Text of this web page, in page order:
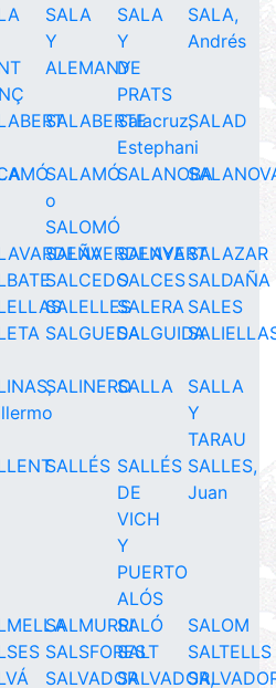
SALA
Y
ALEMANY
SALA
Y
DE
PRATS
SALA,
Andrés
SALABERTESalacruz,
Estephani
SALAD
SALAMÓ
o
SALOMÓ
SALANOBA
SALAVERDENYA
SALAVERTSALAZAR
SALCEDOSALCESSALDAÑA
SALELLESSALERA SALES
SALGUEDASALGUIDA
SALINEROSALLA
SALLA
Y
TARAU
SALLÉS SALLÉS
DE
VICH
Y
PUERTO
ALÓS
SALLES,
Juan
SALMURRISALÓ
SALOM
SALSFORES
SALT
SALTELLS
SALVADORSALVADOR,